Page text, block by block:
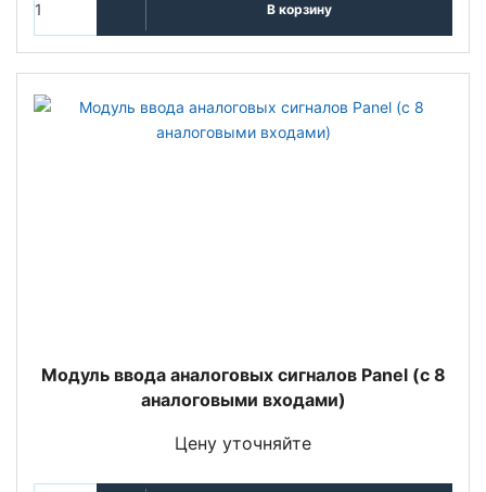
В корзину
Модуль ввода аналоговых сигналов Panel (с 8
аналоговыми входами)
Цену уточняйте